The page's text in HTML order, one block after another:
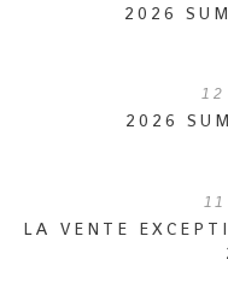
2026
12
2026
11
LA VENTE